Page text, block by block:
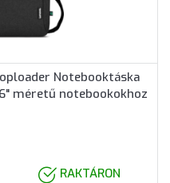
Notebooktáska
méretű notebookokhoz
RAKTÁRON